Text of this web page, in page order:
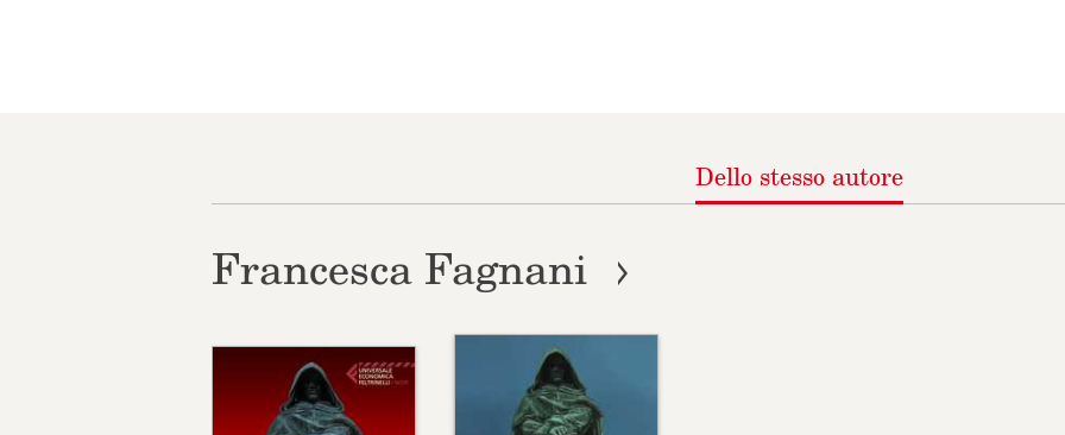
giudiziarie, collega i
che definiscono la
Dello stesso autore
Francesca Fagnani VAI ALLA SCHEDA